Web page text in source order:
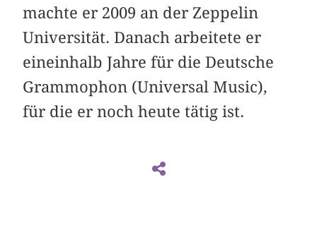
machte er 2009 an der Zeppelin
Universität. Danach arbeitete er
eineinhalb Jahre für die Deutsche
Grammophon (Universal Music),
für die er noch heute tätig ist.